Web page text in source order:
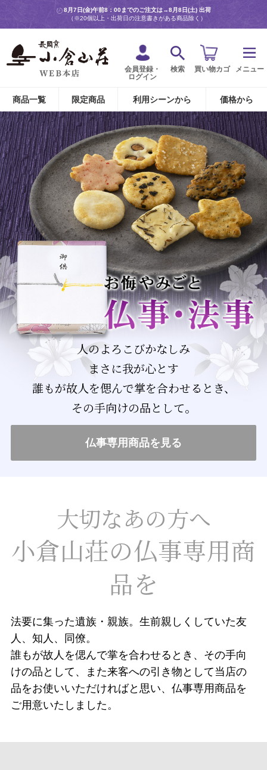
8月7日(金)午前8：00までのご注文は→8月8日(土) 出荷
（※20個以上・出荷日の注意書きがある商品除く）
会員登録・
ログイン
検索 買い物カゴ メニュー
商品一覧 限定商品 利用シーンから 価格から
人のよろこびかなしみ
まさに我が心とす
誰もが故人を偲んで掌を合わせるとき、
その手向けの品として。
仏事専用商品を見る
大切なあの方へ
小倉山荘の仏事専用商
品を
法要に集った遺族・親族。生前親しくしていた友
人、知人、同僚。
誰もが故人を偲んで掌を合わせるとき、その手向
けの品として、また来客への引き物として当店の
品をお使いいただければと思い、仏事専用商品を
ご用意いたしました。